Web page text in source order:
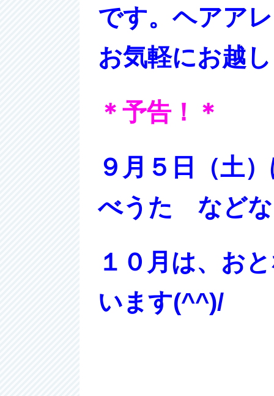
です。ヘアア
お気軽にお越
＊予告！＊
９月５日（土
べうた など
１０月は、お
います(^^)/